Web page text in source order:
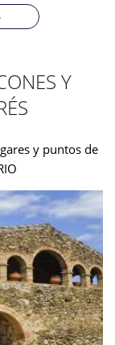
Y
y puntos de